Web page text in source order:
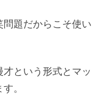
題だからこそ使い
という形式とマッ
。